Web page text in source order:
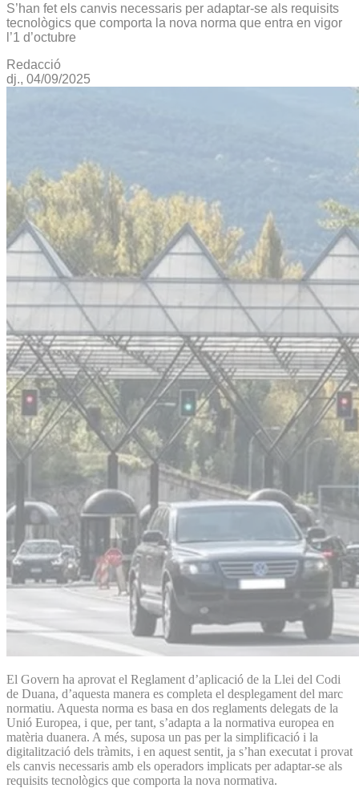
S’han fet els canvis necessaris per adaptar-se als requisits
tecnològics que comporta la nova norma que entra en vigor
l’1 d’octubre
Redacció
dj., 04/09/2025
El Govern ha aprovat el Reglament d’aplicació de la Llei del Codi
de Duana, d’aquesta manera es completa el desplegament del marc
normatiu. Aquesta norma es basa en dos reglaments delegats de la
Unió Europea, i que, per tant, s’adapta a la normativa europea en
matèria duanera. A més, suposa un pas per la simplificació i la
digitalització dels tràmits, i en aquest sentit, ja s’han executat i provat
els canvis necessaris amb els operadors implicats per adaptar-se als
requisits tecnològics que comporta la nova normativa.